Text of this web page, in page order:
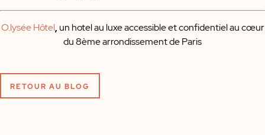
O.lysée Hôtel,un hotel au luxe accessible et confidentiel au cœur
du 8ème arrondissement de Paris
RETOUR AU BLOG